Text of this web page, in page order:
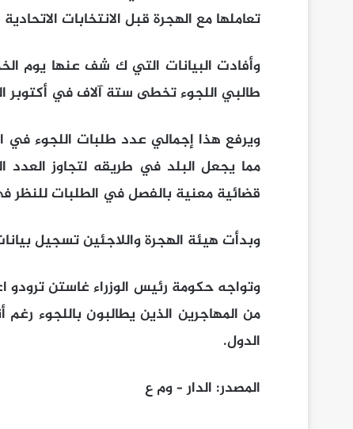
تعاملها مع الهجرة قبل الانتخابات
وأفادت البيانات التي ك شف عنها يوم
طالبي اللجوء تخطى ستة آلاف في أكتوبر
مما يجعل البلد في طريقه لتجاوز العدد
قضائية معنية بالفصل في الطلبات للنظر في 64 ألف طلب
وبدأت هيئة الهجرة واللاجئين تسجيل بيانات
وتواجه حكومة رئيس الوزراء غاستن ترودو
من المهاجرين الذين يطالبون باللجوء
الدول.
المصدر: الدار – وم ع